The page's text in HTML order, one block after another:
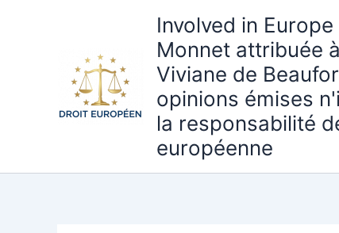
Involved in
Monnet attribuée
Viviane de
opinions émises
la responsabilité
européenne